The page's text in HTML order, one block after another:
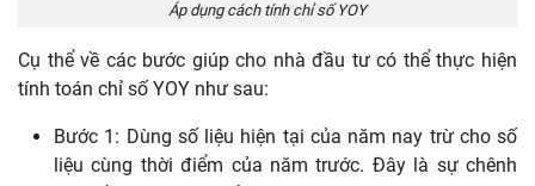
Áp dụng cách tính chỉ số YOY
Cụ thể về các bước giúp cho nhà đầu tư có thể thực hiện
tính toán chỉ số YOY như sau:
Bước 1: Dùng số liệu hiện tại của năm nay trừ cho số
liệu cùng thời điểm của năm trước. Đây là sự chênh